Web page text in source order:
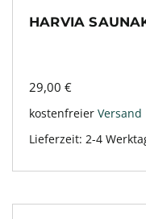
HARVIA
29,00 €
kostenfreier Versand
Lieferzeit: 2-4